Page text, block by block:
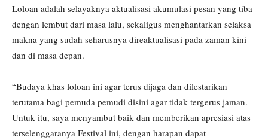
Loloan adalah selayaknya aktualisasi akumulasi pesan yang tiba
dengan lembut dari masa lalu, sekaligus menghantarkan selaksa
makna yang sudah seharusnya direaktualisasi pada zaman kini
dan di masa depan.
“Budaya khas loloan ini agar terus dijaga dan dilestarikan
terutama bagi pemuda pemudi disini agar tidak tergerus jaman.
Untuk itu, saya menyambut baik dan memberikan apresiasi atas
terselenggaranya Festival ini, dengan harapan dapat